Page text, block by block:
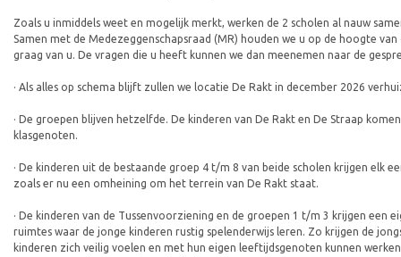
Zoals u inmiddels weet en mogelijk merkt, werken de 2 scholen al nauw
Samen met de Medezeggenschapsraad (MR) houden we u op de hoogte
graag van u. De vragen die u heeft kunnen we dan meenemen naar de
· Als alles op schema blijft zullen we locatie De Rakt in december 2026
· De groepen blijven hetzelfde. De kinderen van De Rakt en De Straap
klasgenoten.
· De kinderen uit de bestaande groep 4 t/m 8 van beide scholen krijgen elk
zoals er nu een omheining om het terrein van De Rakt staat.
· De kinderen van de Tussenvoorziening en de groepen 1 t/m 3 krijgen een
ruimtes waar de jonge kinderen rustig spelenderwijs leren. Zo krijgen de
kinderen zich veilig voelen en met hun eigen leeftijdsgenoten kunnen